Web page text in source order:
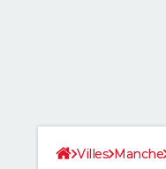
Villes Manche